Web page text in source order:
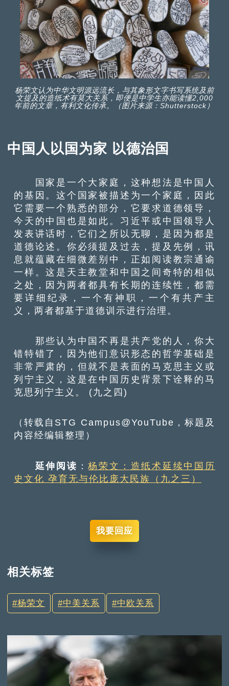
杨荣文认为中华文明源远流长，与其象形文字书写系统及前
文提及的造纸术有莫大关系，即便是中学生亦能读懂2,000
年前的文章，有利文化传承。（图片来源：Shutterstock）
中国人以国为家 以德治国
国家是一个大家庭，这种想法是中国人
的基因。这个国家被描述为一个家庭，因此
它需要一个熟悉的部分，它要求道德领导，
今天的中国也是如此。习近平或中国领导人
发表讲话时，它们之所以无聊，是因为都是
道德论述。你必须提及过去，提及先例，讯
息就蕴藏在细微差别中，正如阅读教宗通谕
一样。这是天主教堂和中国之间奇特的相似
之处，因为两者都具有长期的连续性，都需
要详细纪录，一个有神职，一个有共产主
义，两者都基于道德训示进行治理。
那些认为中国不再是共产党的人，你大
错特错了，因为他们意识形态的哲学基础是
非常严肃的，但就不是表面的马克思主义或
列宁主义，这是在中国历史背景下诠释的马
克思列宁主义。 (九之四)
（转载自STG Campus@YouTube，标题及
内容经编辑整理）
延伸阅读 ：杨荣文：造纸术延续中国历
史文化 孕育无与伦比庞大民族（九之三）
我要回应
相关标签
杨荣文 中美关系 中欧关系